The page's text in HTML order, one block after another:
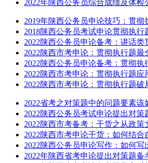
2022年陕西公务员综合成绩及体检
2019年陕西公务员申论技巧：贯彻
2018陕西公务员考试申论贯彻执行
2022陕西公务员申论备考：讲话类
2022陕西市考申论：贯彻执行题最
2022陕西公务员申论备考：贯彻执
2022陕西市考申论：贯彻执行题应
2022陕西市考申论：贯彻执行题破
2022省考之对策题中的问题要素该
2022陕西公务员考试申论提出对策
2022陕西市考备考：干货之从政策
2022陕西市考申论干货：如何结合
2022陕西公务员申论写作：如何写
2022年陕西省考申论提出对策题备